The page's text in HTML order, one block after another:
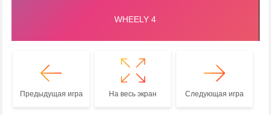
Предыдущая игра На весь экран Следующая игра